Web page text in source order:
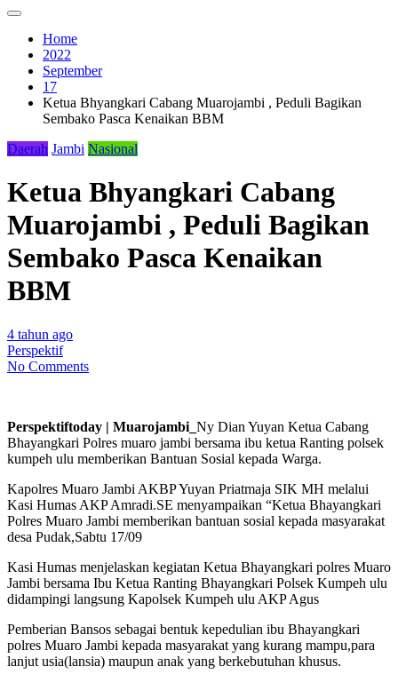
Home
2022
September
17
Ketua Bhyangkari Cabang Muarojambi , Peduli Bagikan
Sembako Pasca Kenaikan BBM
Daerah Jambi Nasional
Ketua Bhyangkari Cabang
Muarojambi , Peduli Bagikan
Sembako Pasca Kenaikan
BBM
4 tahun ago
Perspektif
No Comments
Perspektiftoday | Muarojambi_ Ny Dian Yuyan Ketua Cabang
Bhayangkari Polres muaro jambi bersama ibu ketua Ranting polsek
kumpeh ulu memberikan Bantuan Sosial kepada Warga.
Kapolres Muaro Jambi AKBP Yuyan Priatmaja SIK MH melalui
Kasi Humas AKP Amradi.SE menyampaikan “Ketua Bhayangkari
Polres Muaro Jambi memberikan bantuan sosial kepada masyarakat
desa Pudak,Sabtu 17/09
Kasi Humas menjelaskan kegiatan Ketua Bhayangkari polres Muaro
Jambi bersama Ibu Ketua Ranting Bhayangkari Polsek Kumpeh ulu
didampingi langsung Kapolsek Kumpeh ulu AKP Agus
Pemberian Bansos sebagai bentuk kepedulian ibu Bhayangkari
polres Muaro Jambi kepada masyarakat yang kurang mampu,para
lanjut usia(lansia) maupun anak yang berkebutuhan khusus.